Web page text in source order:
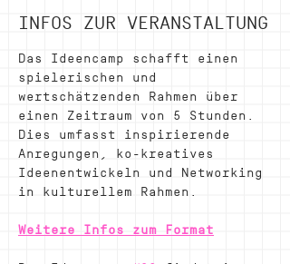
INFOS ZUR VERANSTALTUNG
Das Ideencamp schafft einen
spielerischen und
wertschätzenden Rahmen über
einen Zeitraum von 5 Stunden.
Dies umfasst inspirierende
Anregungen, ko-kreatives
Ideenentwickeln und Networking
in kulturellem Rahmen.
Weitere Infos zum Format